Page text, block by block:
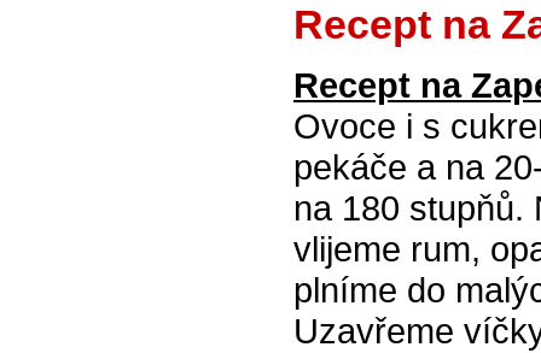
Recept na
Recept na
Ovoce i s
pekáče a na
na 180 stupňů.
vlijeme rum,
plníme do
Uzavřeme